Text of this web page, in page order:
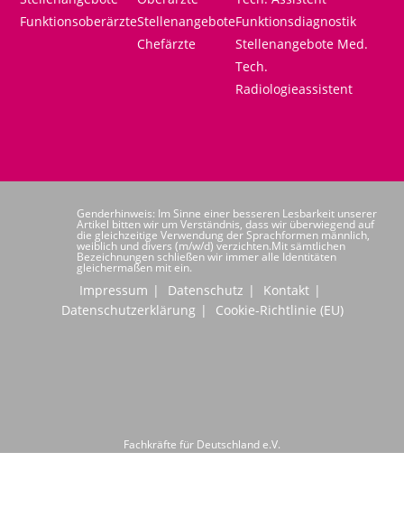
FunktionsoberärzteStellenangebote
Chefärzte
Funktionsdiagnostik
Stellenangebote Med.
Tech.
Radiologieassistent
Genderhinweis: Im Sinne einer besseren Lesbarkeit unserer
Artikel bitten wir um Verständnis, dass wir überwiegend auf
die gleichzeitige Verwendung der Sprachformen männlich,
weiblich und divers (m/w/d) verzichten.Mit sämtlichen
Bezeichnungen schließen wir immer alle Identitäten
gleichermaßen mit ein.
Impressum Datenschutz
Kontakt
Datenschutzerklärung
Cookie-Richtlinie (EU)
Fachkräfte für Deutschland e.V.